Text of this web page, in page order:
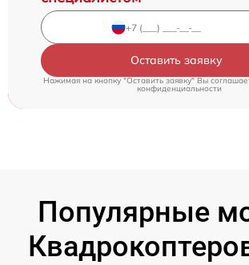
Оставить заявку
Нажимая на кнопку "Оставить заявку" Вы
конфиденциальности
Популярные